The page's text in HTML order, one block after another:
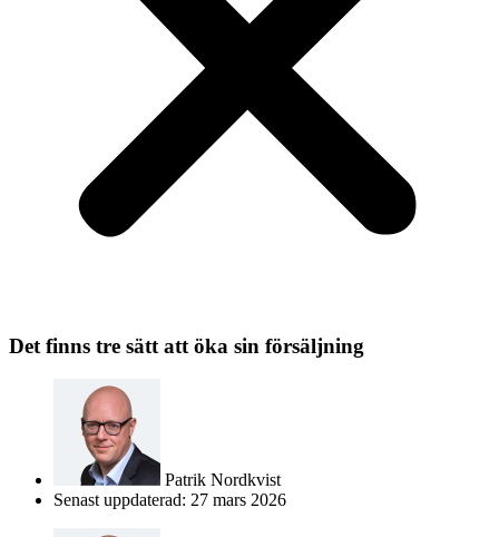
Det finns tre sätt att öka sin försäljning
Patrik Nordkvist
Senast uppdaterad: 27 mars 2026